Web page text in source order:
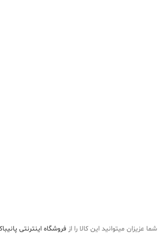
شما عزیزان میتوانید این کالا را از فروشگاه اینترنتی